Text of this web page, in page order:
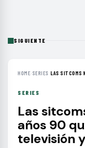
SIGUIENTE
HOME› SERIES ›LAS SITCOMS
SERIES
Las
años 90
televisión